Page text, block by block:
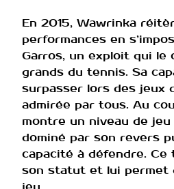
En 2015, Wawrinka
performances en
Garros, un exploit qui le
grands du tennis. Sa
surpasser lors des jeux
admirée par tous. Au
montre un niveau de
dominé par son revers
capacité à défendre.
son statut et lui permet